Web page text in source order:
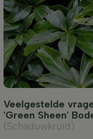
Veelgestelde
'Green Sheen'
(Schaduwkruid)